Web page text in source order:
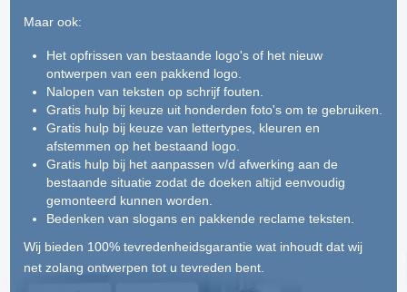
Maar ook:
Het opfrissen van bestaande logo's of het nieuw
ontwerpen van een pakkend logo.
Nalopen van teksten op schrijf fouten.
Gratis hulp bij keuze uit honderden foto's om te gebruiken.
Gratis hulp bij keuze van lettertypes, kleuren en
afstemmen op het bestaand logo.
Gratis hulp bij het aanpassen v/d afwerking aan de
bestaande situatie zodat de doeken altijd eenvoudig
gemonteerd kunnen worden.
Bedenken van slogans en pakkende reclame teksten.
Wij bieden 100% tevredenheidsgarantie wat inhoudt dat wij
net zolang ontwerpen tot u tevreden bent.